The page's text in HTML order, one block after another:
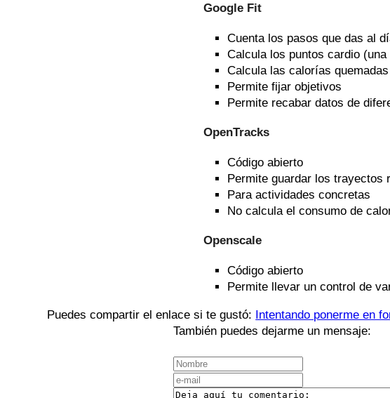
Google Fit
Cuenta los pasos que das al
Calcula los puntos cardio(una
Calcula las calorías
Permite fijar objetivos
Permite recabar datos de
OpenTracks
Código abierto
Permite guardar los trayectos
Para actividades concretas
No calcula el consumo de
Openscale
Código abierto
Permite llevar un control de
Puedes compartir el enlace si te gustó: Intentando ponerme en
También puedes dejarme un mensaje: